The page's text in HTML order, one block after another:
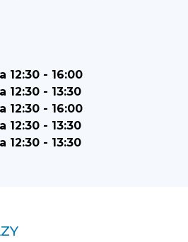
12:30 - 16:00
12:30 - 13:30
12:30 - 16:00
12:30 - 13:30
12:30 - 13:30